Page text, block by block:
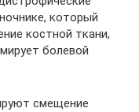
который
костной ткани,
болевой
смещение